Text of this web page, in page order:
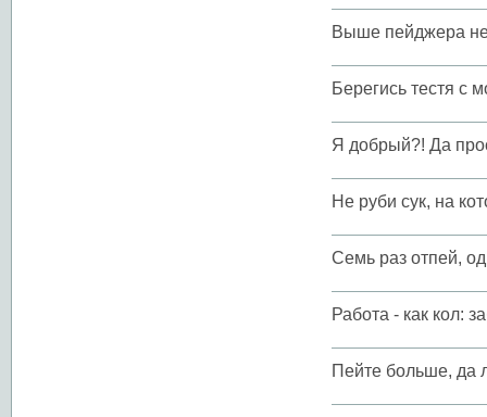
Выше пейджера
Берегись тестя с
Я добрый?! Да
Не руби сук, на
Семь раз отпей,
Работа - как кол:
Пейте больше, да